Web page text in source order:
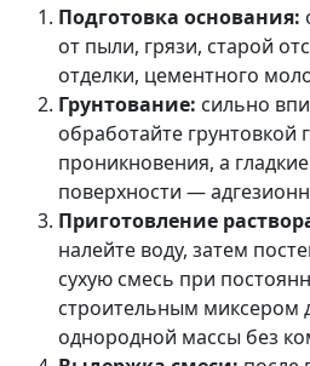
Подготовка основания:
от пыли, грязи, старой
отделки, цементного
Грунтование: сильно
обработайте грунтовкой
проникновения, а
поверхности —
Приготовление
налейте воду, затем
сухую смесь при
строительным миксером
однородной массы без